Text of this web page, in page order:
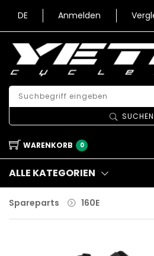
DE Anmelden
SUCHEN
WARENKORB 0
ALLE KATEGORIEN
Spareparts 160E